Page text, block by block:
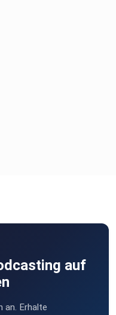
auf
an. Erhalte